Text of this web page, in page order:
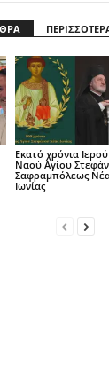
Εκατό χρόνια Ιερού
Ναού Αγίου
Σαφραμπόλεως
Ιωνίας